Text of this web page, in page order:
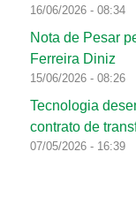
16/06/2026 - 08:34
Nota de Pesar
Ferreira Diniz
15/06/2026 - 08:26
Tecnologia
contrato de
07/05/2026 - 16:39